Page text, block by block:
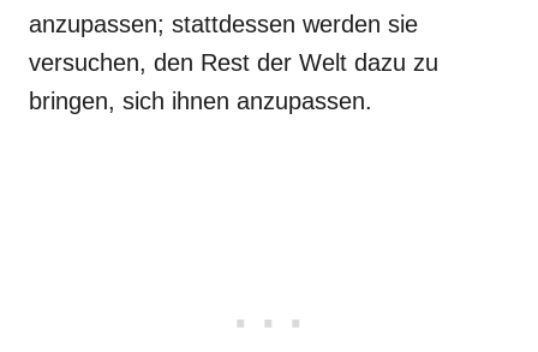
anzupassen; stattdessen werden sie
versuchen, den Rest der Welt dazu zu
bringen, sich ihnen anzupassen.